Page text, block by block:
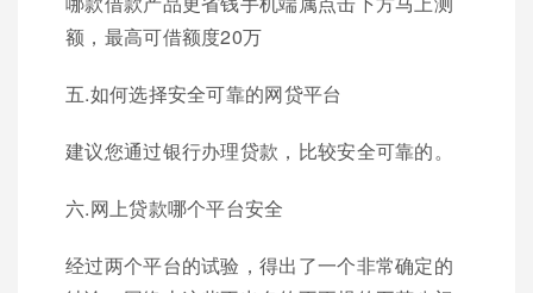
额，最高可借额度20万
五.如何选择安全可靠的网贷平台
建议您通过银行办理贷款，比较安全可靠的。
六.网上贷款哪个平台安全
经过两个平台的试验，得出了一个非常确定的